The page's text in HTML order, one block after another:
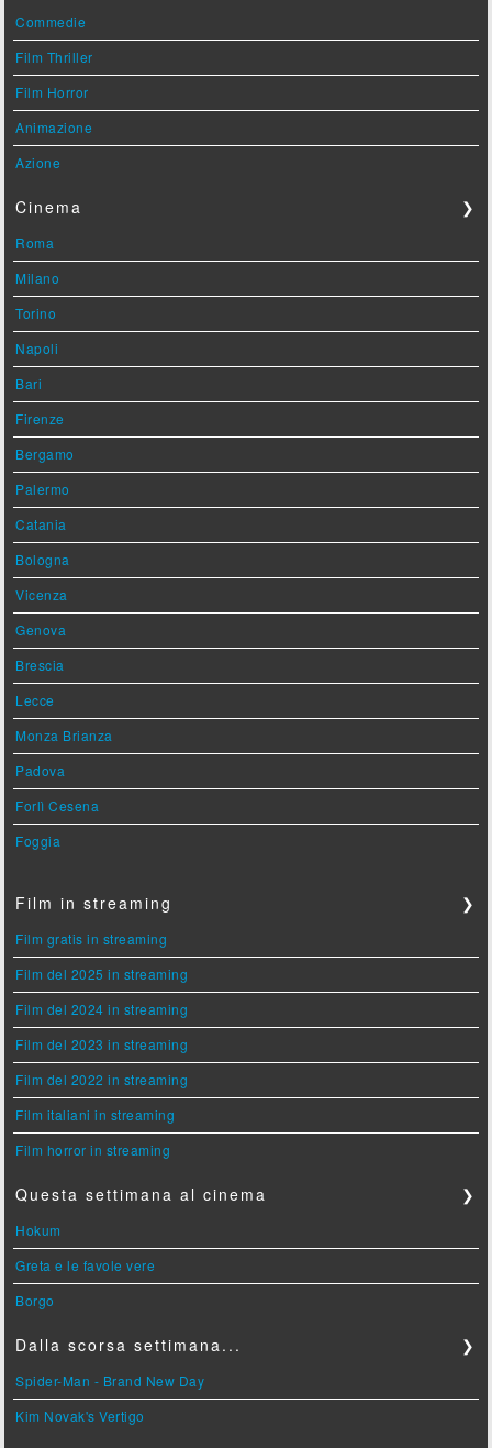
Commedie
Film Thriller
Film Horror
Animazione
Azione
Cinema ❯
Roma
Milano
Torino
Napoli
Bari
Firenze
Bergamo
Palermo
Catania
Bologna
Vicenza
Genova
Brescia
Lecce
Monza Brianza
Padova
Forlì Cesena
Foggia
Film in streaming ❯
Film gratis in streaming
Film del 2025 in streaming
Film del 2024 in streaming
Film del 2023 in streaming
Film del 2022 in streaming
Film italiani in streaming
Film horror in streaming
Questa settimana al cinema ❯
Hokum
Greta e le favole vere
Borgo
Dalla scorsa settimana... ❯
Spider-Man - Brand New Day
Kim Novak's Vertigo